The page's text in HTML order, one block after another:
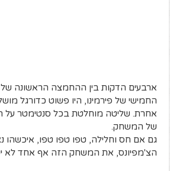
ארבעים הדקות בין ההחמצה הראשונה
החמישי של פירמינו, היו פשוט כדורגל
אחרת. שליטה מוחלטת בכל סנטימטר
של המשחק.
גם אם חס וחלילה, טפו טפו טפו, איכשהו
הצ'מפיונס, את המשחק הזה אף אחד לא